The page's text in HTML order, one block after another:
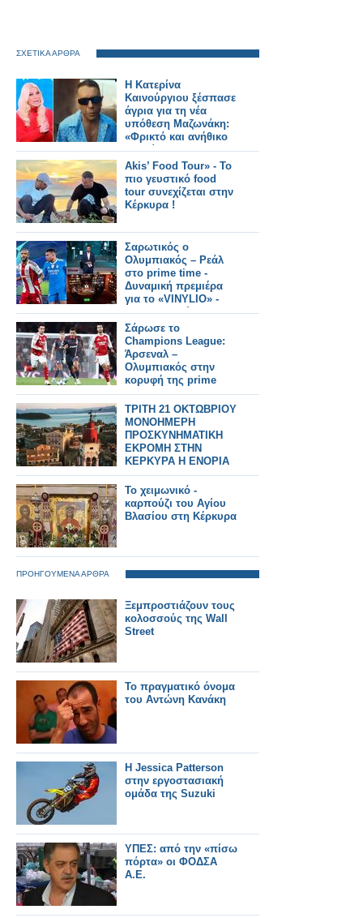
ΣΧΕΤΙΚΑ ΑΡΘΡΑ
Η Κατερίνα
Καινούργιου ξέσπασε
άγρια για τη νέα
υπόθεση Μαζωνάκη:
«Φρικτό και ανήθικο
το τσίρκο που
στήθηκε από
εκπομπές με κουίζ και
φωτογραφίες»
Akis’ Food Tour» - Το
πιο γευστικό food
tour συνεχίζεται στην
Κέρκυρα !
Σαρωτικός ο
Ολυμπιακός – Ρεάλ
στο prime time -
Δυναμική πρεμιέρα
για το «VINYLIO» -
Στην κορυφή η
«Νύχτα
Αποκαλύψεων»
Σάρωσε το
Champions League:
Άρσεναλ –
Ολυμπιακός στην
κορυφή της prime
time
ΤΡΙΤΗ 21 ΟΚΤΩΒΡΙΟΥ
ΜΟΝΟΗΜΕΡΗ
ΠΡΟΣΚΥΝΗΜΑΤΙΚΗ
ΕΚΡΟΜΗ ΣΤΗΝ
ΚΕΡΚΥΡΑ Η ΕΝΟΡΙΑ
ΤΟΥ ΑΓΙΟΥ
ΑΘΑΝΑΣΙΟΥ
ΚΑΤΟΥΝΑΣ
Το χειμωνικό -
καρπούζι του Αγίου
Βλασίου στη Κέρκυρα
ΠΡΟΗΓΟΥΜΕΝΑ ΑΡΘΡΑ
Ξεμπροστιάζουν τους
κολοσσούς της Wall
Street
Το πραγματικό όνομα
του Αντώνη Κανάκη
H Jessica Patterson
στην εργοστασιακή
ομάδα της Suzuki
ΥΠΕΣ: από την «πίσω
πόρτα» οι ΦΟΔΣΑ
Α.Ε.